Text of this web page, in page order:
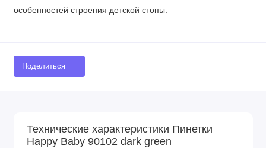
особенностей строения детской стопы.
Поделиться
Технические характеристики Пинетки
Happy Baby 90102 dark green